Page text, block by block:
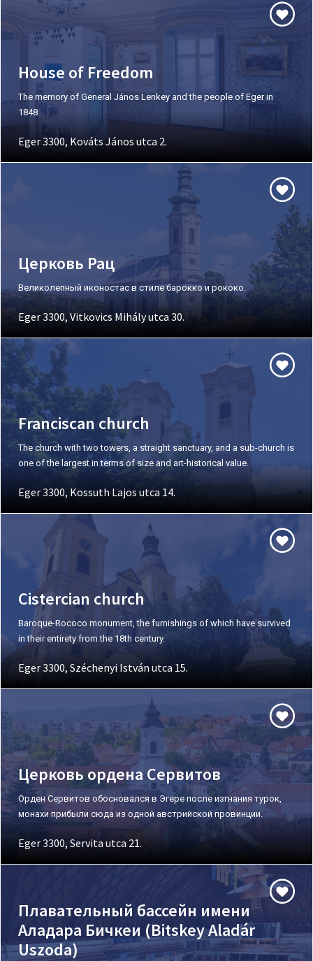
House of Freedom
The memory of General János Lenkey and the people of Eger in
1848.
Eger 3300, Kováts János utca 2.
Церковь Рац
Великолепный иконостас в стиле барокко и рококо.
Eger 3300, Vitkovics Mihály utca 30.
Franciscan church
The church with two towers, a straight sanctuary, and a sub-church is
one of the largest in terms of size and art-historical value.
Eger 3300, Kossuth Lajos utca 14.
Cistercian church
Baroque-Rococo monument, the furnishings of which have survived
in their entirety from the 18th century.
Eger 3300, Széchenyi István utca 15.
Церковь ордена Сервитов
Орден Сервитов обосновался в Эгере после изгнания турок,
монахи прибыли сюда из одной австрийской провинции.
Eger 3300, Servita utca 21.
Плавательный бассейн имени
Аладара Бичкеи (Bitskey Aladár
Uszoda)